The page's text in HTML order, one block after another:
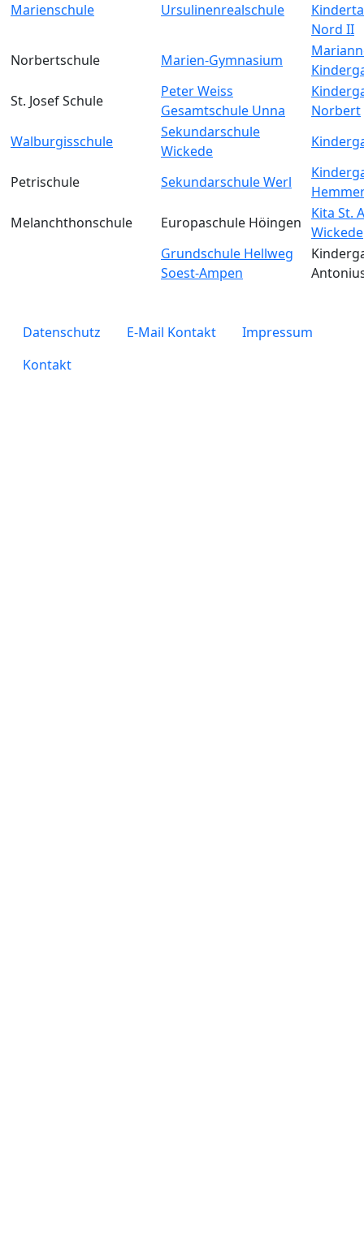
Marienschule Ursulinenrealschule
Nord II
Norbertschule
Marien-Gymnasium
St. Josef Schule
Peter Weiss
Gesamtschule Unna
Norbert
Walburgisschule
Sekundarschule
Wickede
Petrischule Sekundarschule Werl
Melanchthonschule
Europaschule Höingen
Kita St.
Wickede
Grundschule Hellweg
Soest-Ampen
legals
Datenschutz E-Mail Kontakt
Impressum
Kontakt